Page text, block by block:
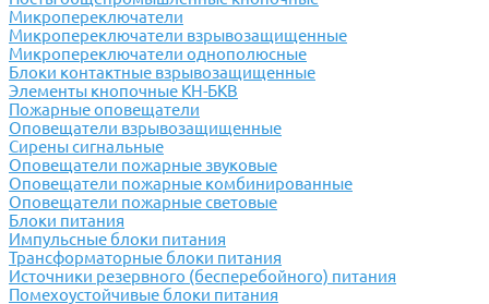
Микропереключатели
Микропереключатели взрывозащищенные
Микропереключатели однополюсные
Блоки контактные взрывозащищенные
Элементы кнопочные КН-БКВ
Пожарные оповещатели
Оповещатели взрывозащищенные
Сирены сигнальные
Оповещатели пожарные звуковые
Оповещатели пожарные комбинированные
Оповещатели пожарные световые
Блоки питания
Импульсные блоки питания
Трансформаторные блоки питания
Источники резервного (бесперебойного) питания
Помехоустойчивые блоки питания